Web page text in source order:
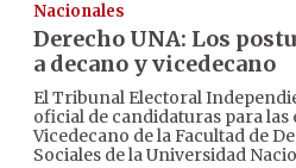
Nacionales
Derecho UNA: Los
a decano y vicedecano
El Tribunal Electoral
oficial de candidaturas para las
Vicedecano de la Facultad de
Sociales de la Universidad